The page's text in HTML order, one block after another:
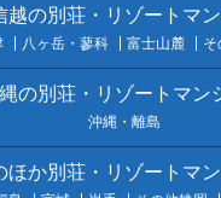
越の別荘・リゾートマ
八ヶ岳・蓼科 富士山麓 そ
の別荘・リゾートマン
沖縄・離島
ほか別荘・リゾートマ